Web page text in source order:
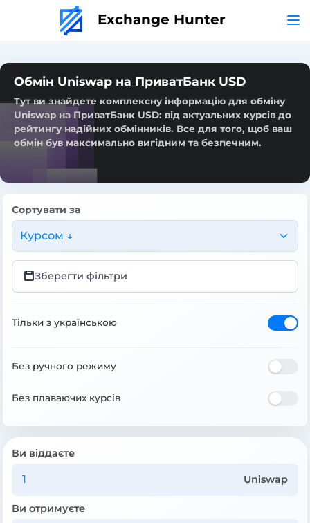
Exchange Hunter
Обмін Uniswap на ПриватБанк USD
Тут ви знайдете комплексну інформацію для обміну
Uniswap на ПриватБанк USD: від актуальних курсів до
рейтингу надійних обмінників. Все для того, щоб ваш
обмін був максимально вигідним та безпечним.
Сортувати за
Курсом ↓
Зберегти фільтри
Тільки з українською
Без ручного режиму
Без плаваючих курсів
Ви віддаєте
Uniswap
Ви отримуєте